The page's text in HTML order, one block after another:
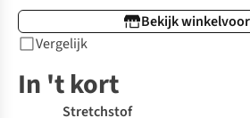
Bekijk
Vergelijk
In 't kort
Stretchstof